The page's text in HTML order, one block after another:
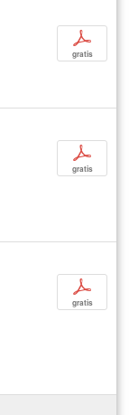
p
gratis
p
gratis
p
gratis